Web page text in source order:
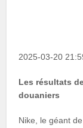
2025-03-20
Les résultats
douaniers
Nike, le géant